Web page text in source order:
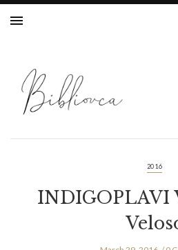
2016
INDIGOPLAVI